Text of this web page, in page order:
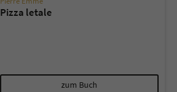
Pizza letale
zum Buch